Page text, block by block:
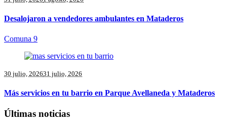
Desalojaron a vendedores ambulantes en Mataderos
Comuna 9
30 julio, 202631 julio, 2026
Más servicios en tu barrio en Parque Avellaneda y Mataderos
Últimas noticias